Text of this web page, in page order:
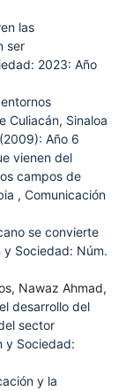
las
ser
2023: Año
Culiacán, Sinaloa
Año 6
vienen del
campos de
, Comunicación
se convierte
y Sociedad: Núm.
Nawaz Ahmad,
desarrollo del
sector
y Sociedad:
y la